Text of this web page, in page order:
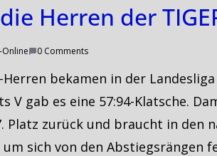
Herren der
0 Comments
bekamen in der
V gab es eine 57:94-Klatsche.
Platz zurück und braucht in den
sich von den Abstiegsrängen